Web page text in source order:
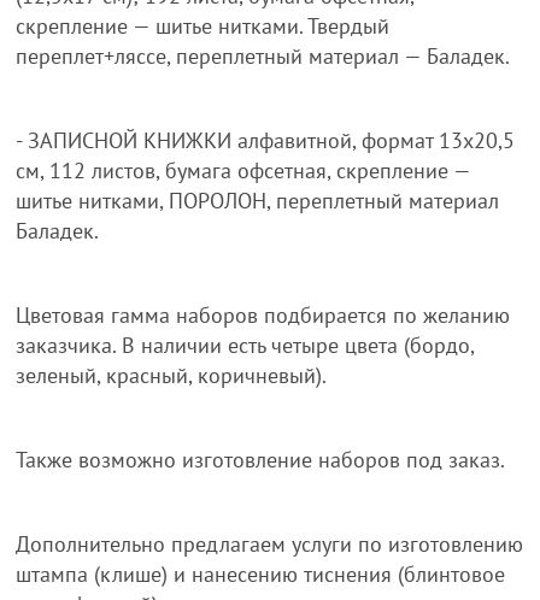
скрепление — шитье нитками. Твердый
переплет+ляссе, переплетный материал — Баладек.
- ЗАПИСНОЙ КНИЖКИ алфавитной, формат 13х20,5
см, 112 листов, бумага офсетная, скрепление —
шитье нитками, ПОРОЛОН, переплетный материал
Баладек.
Цветовая гамма наборов подбирается по желанию
заказчика. В наличии есть четыре цвета (бордо,
зеленый, красный, коричневый).
Также возможно изготовление наборов под заказ.
Дополнительно предлагаем услуги по изготовлению
штампа (клише) и нанесению тиснения (блинтовое